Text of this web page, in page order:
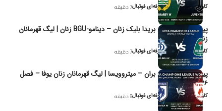
کاوه نیک‌فر، تحلیل‌گر حرفه‌ای فوتبال7 دقیقه
پیش‌بینی و تحلیل بریدا بلیک زنان – دینامو-BGU زنان | لیگ قهرمانان
زنان یوفا
کاوه نیک‌فر، تحلیل‌گر حرفه‌ای فوتبال7 دقیقه
پیش‌بینی و تحلیل بران – میتروویسا | لیگ قهرمانان زنان یوفا – فصل
۲۰۲۶
کاوه نیک‌فر، تحلیل‌گر حرفه‌ای فوتبال8 دقیقه